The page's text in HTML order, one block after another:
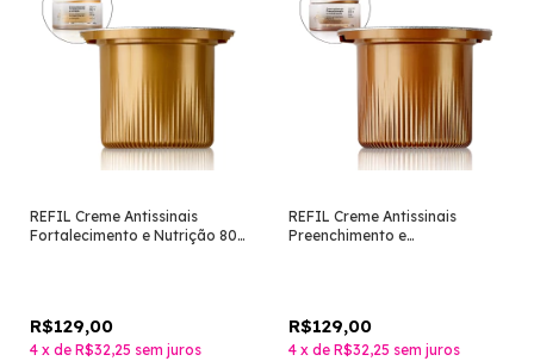
REFIL Creme Antissinais
Fortalecimento e Nutrição 80+
R$129,00
4 x de R$32,25 sem juros
REFIL Creme Antissinais
Preenchimento e
R$129,00
4 x de R$32,25 sem juros